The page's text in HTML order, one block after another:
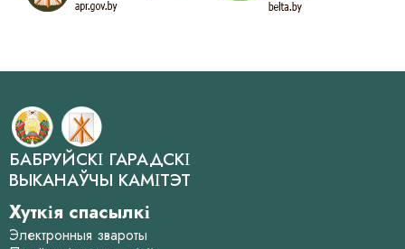
БАБРУЙСКІ ГАРАДСКІ
ВЫКАНАЎЧЫ КАМІТЭТ
Хуткія спасылкі
Электронныя звароты